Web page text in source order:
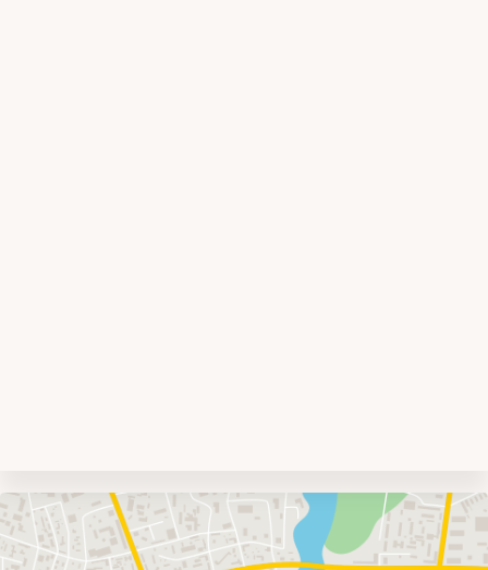
Umgebungskarte
mit
Feuerwehr-